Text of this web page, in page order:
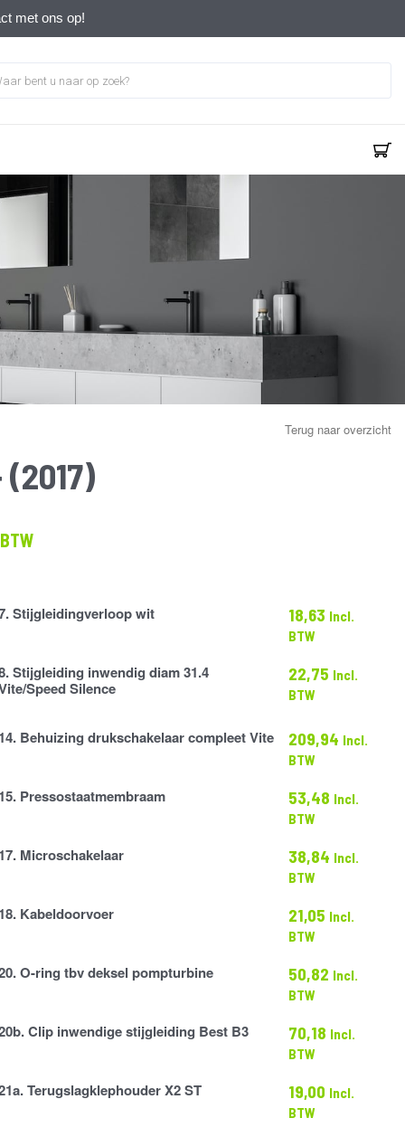
met ons op!
Terug naar overzicht
Stijgleidingverloop wit 18,63 Incl.
BTW
Stijgleiding inwendig diam 31.4
Speed Silence
22,75 Incl.
BTW
14. Behuizing drukschakelaar compleet Vite 209,94 Incl.
BTW
15. Pressostaatmembraam 53,48 Incl.
BTW
17. Microschakelaar 38,84 Incl.
BTW
18. Kabeldoorvoer 21,05 Incl.
BTW
O-ring tbv deksel pompturbine 50,82 Incl.
BTW
Clip inwendige stijgleiding Best B3 70,18 Incl.
BTW
Terugslagklephouder X2 ST 19,00 Incl.
BTW